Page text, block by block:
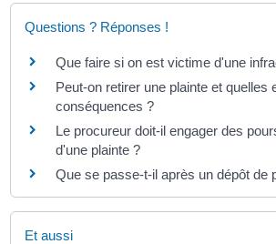
Questions ? Réponses !
Que faire si on est victime d'une
Peut-on retirer une plainte et quelles
conséquences ?
Le procureur doit-il engager des
d'une plainte ?
Que se passe-t-il après un dépôt de
Et aussi